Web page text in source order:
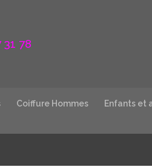
78
Coiffure Hommes Enfants et